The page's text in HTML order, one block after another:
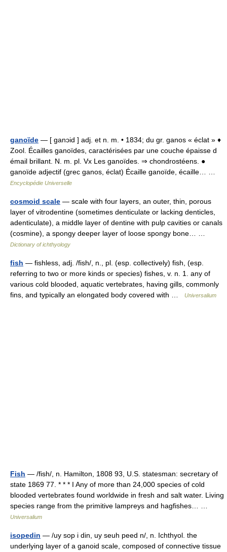
ganoïde — [ ganɔid ] adj. et n. m. • 1834; du gr. ganos « éclat » ♦
Zool. Écailles ganoïdes, caractérisées par une couche épaisse d
émail brillant. N. m. pl. Vx Les ganoïdes. ⇒ chondrostéens. ●
ganoïde adjectif (grec ganos, éclat) Écaille ganoïde, écaille… …
Encyclopédie Universelle
cosmoid scale — scale with four layers, an outer, thin, porous
layer of vitrodentine (sometimes denticulate or lacking denticles,
adenticulate), a middle layer of dentine with pulp cavities or canals
(cosmine), a spongy deeper layer of loose spongy bone… …
Dictionary of ichthyology
fish — fishless, adj. /fish/, n., pl. (esp. collectively) fish, (esp.
referring to two or more kinds or species) fishes, v. n. 1. any of
various cold blooded, aquatic vertebrates, having gills, commonly
fins, and typically an elongated body covered with …
Universalium
Fish — /fish/, n. Hamilton, 1808 93, U.S. statesman: secretary of
state 1869 77. * * * I Any of more than 24,000 species of cold
blooded vertebrates found worldwide in fresh and salt water. Living
species range from the primitive lampreys and hagfishes… …
Universalium
isopedin — /uy sop i din, uy seuh peed n/, n. Ichthyol. the
underlying layer of a ganoid scale, composed of connective tissue